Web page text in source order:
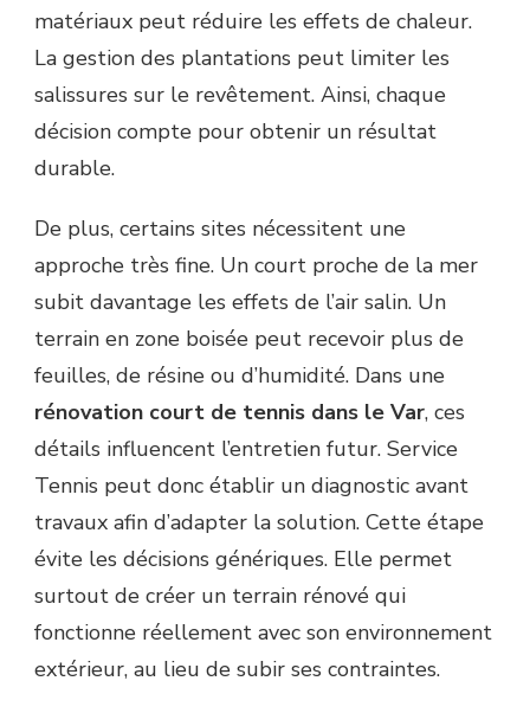
matériaux peut réduire les effets de chaleur.
La gestion des plantations peut limiter les
salissures sur le revêtement. Ainsi, chaque
décision compte pour obtenir un résultat
durable.
De plus, certains sites nécessitent une
approche très fine. Un court proche de la mer
subit davantage les effets de l’air salin. Un
terrain en zone boisée peut recevoir plus de
feuilles, de résine ou d’humidité. Dans une
rénovation court de tennis dans le Var, ces
détails influencent l’entretien futur. Service
Tennis peut donc établir un diagnostic avant
travaux afin d’adapter la solution. Cette étape
évite les décisions génériques. Elle permet
surtout de créer un terrain rénové qui
fonctionne réellement avec son environnement
extérieur, au lieu de subir ses contraintes.